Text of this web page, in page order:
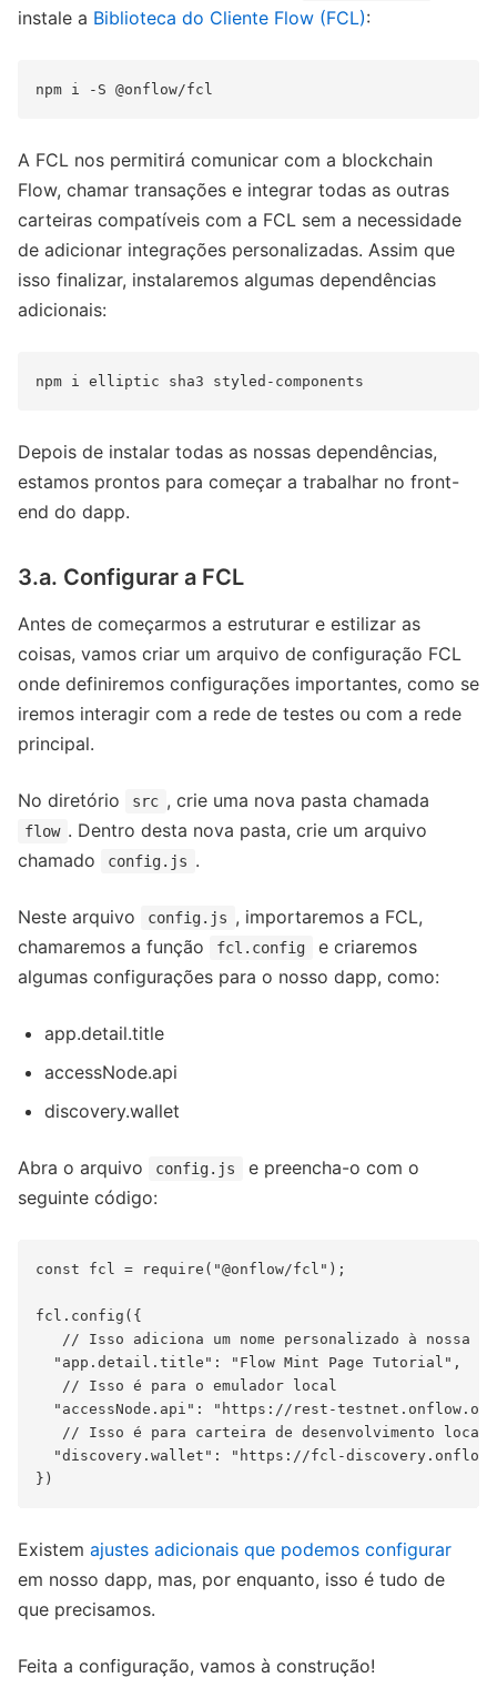
instale a Biblioteca do Cliente Flow (FCL):
A FCL nos permitirá comunicar com a blockchain
Flow, chamar transações e integrar todas as outras
carteiras compatíveis com a FCL sem a necessidade
de adicionar integrações personalizadas. Assim que
isso finalizar, instalaremos algumas dependências
adicionais:
Depois de instalar todas as nossas dependências,
estamos prontos para começar a trabalhar no front-
end do dapp.
3.a. Configurar a FCL
Antes de começarmos a estruturar e estilizar as
coisas, vamos criar um arquivo de configuração FCL
onde definiremos configurações importantes, como se
iremos interagir com a rede de testes ou com a rede
principal.
No diretório src , crie uma nova pasta chamada
flow . Dentro desta nova pasta, crie um arquivo
chamado
config.js .
Neste arquivo config.js , importaremos a FCL,
chamaremos a função
fcl.config
e criaremos
algumas configurações para o nosso dapp, como:
app.detail.title
accessNode.api
discovery.wallet
Abra o arquivo config.js
e preencha-o com o
seguinte código:
const fcl = require("@onflow/fcl");
fcl.config({
// Isso adiciona um nome personalizado à nossa
  "app.detail.title": "Flow Mint Page Tutorial",
   // Isso é para o emulador local
"accessNode.api": "https://rest-
   // Isso é para carteira de desenvolvimento local
"discovery.wallet": "https://fcl-
Existem ajustes adicionais que podemos configurar
em nosso dapp, mas, por enquanto, isso é tudo de
que precisamos.
Feita a configuração, vamos à construção!